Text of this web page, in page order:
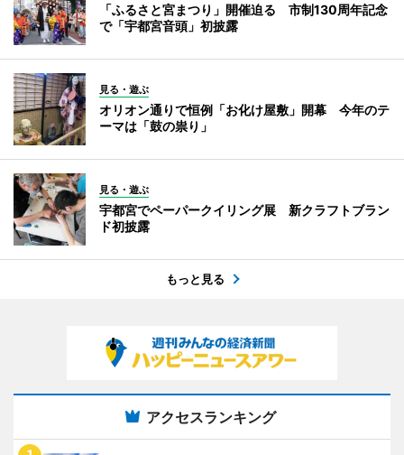
「ふるさと宮まつり」開催迫る 市制130周年記念
で「宇都宮音頭」初披露
見る・遊ぶ
オリオン通りで恒例「お化け屋敷」開幕 今年のテ
ーマは「鼓の祟り」
見る・遊ぶ
宇都宮でペーパークイリング展 新クラフトブラン
ド初披露
もっと見る
アクセスランキング